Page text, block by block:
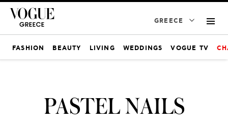
GREECE
FASHION BEAUTY LIVING WEDDINGS VOGUE TV
PASTEL NAILS